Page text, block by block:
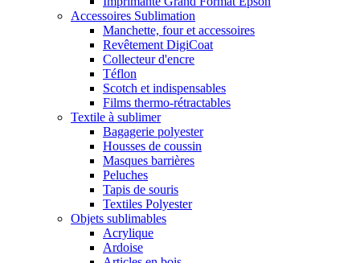
Accessoires Sublimation
Manchette, four et accessoires
Revêtement DigiCoat
Collecteur d'encre
Téflon
Scotch et indispensables
Films thermo-rétractables
Textile à sublimer
Bagagerie polyester
Housses de coussin
Masques barrières
Peluches
Tapis de souris
Textiles Polyester
Objets sublimables
Acrylique
Ardoise